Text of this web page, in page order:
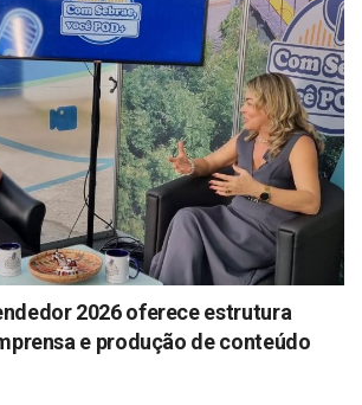
2026 oferece estrutura
e produção de conteúdo